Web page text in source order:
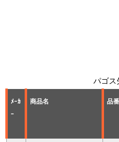
パゴ
ﾒｰｶ
ｰ
商品名 品番